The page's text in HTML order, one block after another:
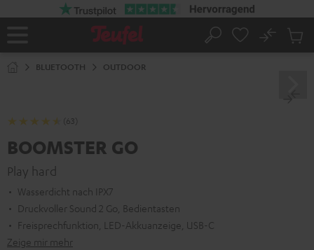
Startseite
Suche
No
BLUETOOTH OUTDOOR
(63)
BOOMSTER GO
Play hard
Wasserdicht nach IPX7
Druckvoller Sound 2 Go, Bedientasten
Freisprechfunktion, LED-Akkuanzeige, USB-C
Zeige mir mehr